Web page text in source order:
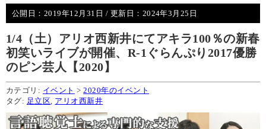
公開日： 2019年12月31日 / 更新日： 2024年3月25日
1/4（土）アリオ西新井にてアキラ100％の新春
初笑いライブが開催、R-1ぐらんぷり2017優勝
のピン芸人【2020】
カテゴリ: イベント >2020年のイベント
タグ: 足立区 アリオ西新井